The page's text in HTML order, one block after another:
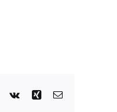
Pinterest
Vk Xing Email